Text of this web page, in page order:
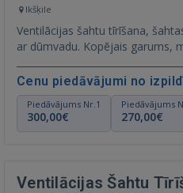
Ikšķile
Ventilācijas šahtu tīrīšana,
ar dūmvadu. Kopējais
Cenu piedāvājumi no
Piedāvājums Nr.1
300,00€
Piedāvājums
270,00€
Ventilācijas Šahtu